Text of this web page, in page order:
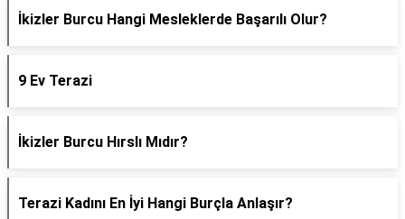
İkizler Burcu Hangi Mesleklerde Başarılı Olur?
9 Ev Terazi
İkizler Burcu Hırslı Mıdır?
Terazi Kadını En İyi Hangi Burçla Anlaşır?